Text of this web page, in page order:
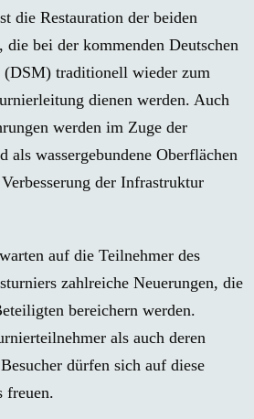
die Restauration der beiden
bei der kommenden Deutschen
(DSM) traditionell wieder zum
dienen werden. Auch
werden im Zuge der
als wassergebundene Oberflächen
der Infrastruktur
auf die Teilnehmer des
zahlreiche Neuerungen, die
bereichern werden.
als auch deren
dürfen sich auf diese
freuen.